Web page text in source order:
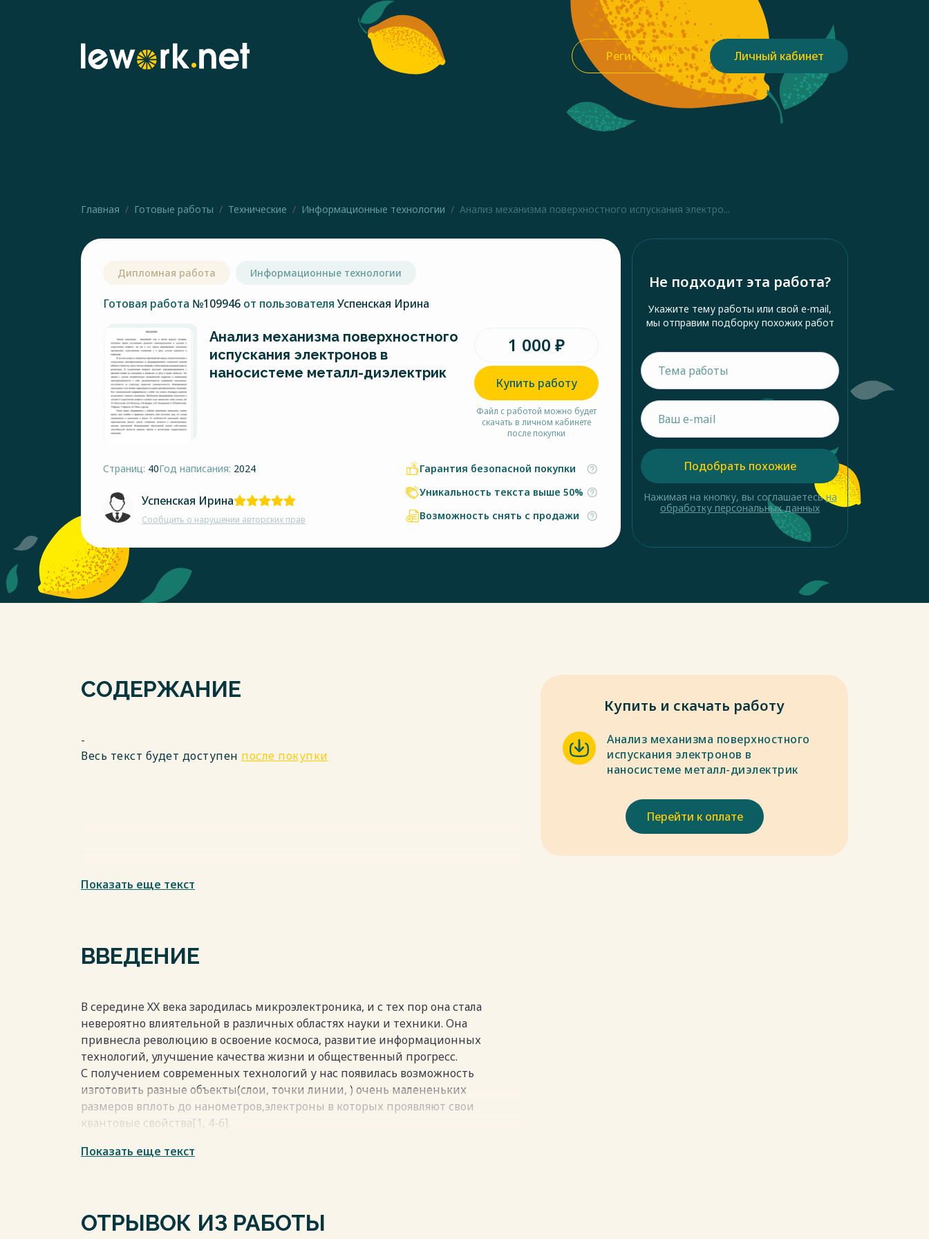
Регистрация Личный кабинет
Главная Готовые работы Технические Информационные технологии Анализ механизма поверхностного испускания электро...
Дипломная работа Информационные технологии
Готовая работа №109946 от пользователя Успенская Ирина
Анализ механизма поверхностного
испускания электронов в
наносистеме металл-диэлектрик
1 000 ₽
Купить работу
Файл с работой можно будет
скачать в личном кабинете
после покупки
Страниц: 40Год написания: 2024
Успенская Ирина
Сообщить о нарушении авторских прав
Гарантия безопасной покупки
Уникальность текста выше 50%
Возможность снять с продажи
Не подходит эта работа?
Укажите тему работы или свой e-mail,
мы отправим подборку похожих работ
Подобрать похожие
Нажимая на кнопку, вы соглашаетесьна
обработку персональных данных
СОДЕРЖАНИЕ
-
Весь текст будет доступен после покупки
Показать еще текст
ВВЕДЕНИЕ
В середине ХХ века зародилась микроэлектроника, и с тех пор она стала
невероятно влиятельной в различных областях науки и техники. Она
привнесла революцию в освоение космоса, развитие информационных
технологий, улучшение качества жизни и общественный прогресс.
С получением современных технологий у нас появилась возможность
изготовить разные объекты(слои, точки линии, ) очень малененьких
размеров вплоть до нанометров,электроны в которых проявляют свои
квантовые свойства[1, 4-6].
структурами таких габаритов, имеет решающее значение для работы
современной физики.
Показать еще текст
ОТРЫВОК ИЗ РАБОТЫ
Купить и скачать работу
Анализ механизма поверхностного
испускания электронов в
наносистеме металл-диэлектрик
Перейти к оплате